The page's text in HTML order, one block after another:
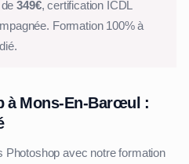
de349€, certification ICDL
Formation 100% à
à Mons-En-Barœul :
avec notre formation